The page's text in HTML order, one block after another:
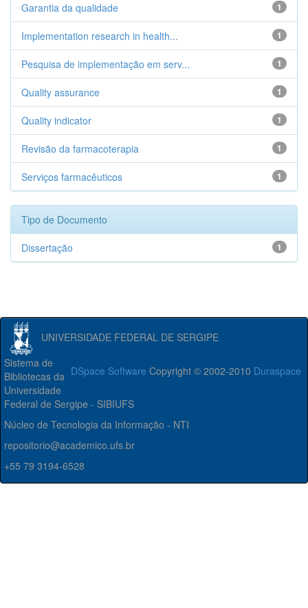
1
Garantia da qualidade
1
Implementation research in health...
1
Pesquisa de implementação em serv...
1
Quality assurance
1
Quality indicator
1
Revisão da farmacoterapia
1
Serviços farmacêuticos
Tipo de Documento
1
Dissertação
UNIVERSIDADE FEDERAL DE SERGIPE
DSpace Software Copyright © 2002-2010 Duraspace
Sistema de
Bibliotecas da
Universidade
Federal de Sergipe - SIBIUFS
Núcleo de Tecnologia da Informação - NTI
repositorio@academico.ufs.br
+55 79 3194-6528